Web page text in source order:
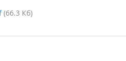
(66.3 Кб)